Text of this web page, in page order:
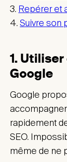
3. Repérer et
4. Suivre son
1.
Google
Google
rapidement
SEO.
même de ne